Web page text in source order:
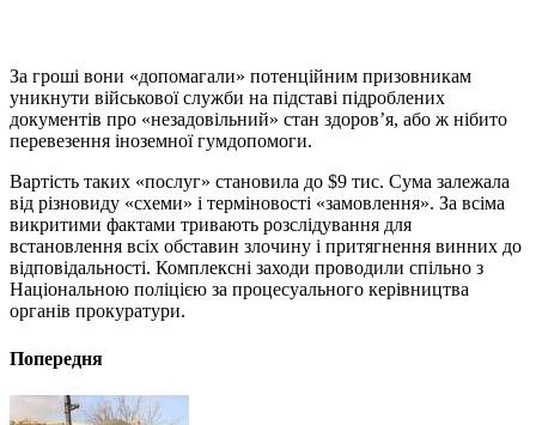
За гроші вони «допомагали» потенційним призовникам
уникнути військової служби на підставі підроблених
документів про «незадовільний» стан здоров’я, або ж нібито
перевезення іноземної гумдопомоги.
Вартість таких «послуг» становила до $9 тис. Сума залежала
від різновиду «схеми» і терміновості «замовлення». За всіма
викритими фактами тривають розслідування для
встановлення всіх обставин злочину і притягнення винних до
відповідальності. Комплексні заходи проводили спільно з
Національною поліцією за процесуального керівництва
органів прокуратури.
Попередня